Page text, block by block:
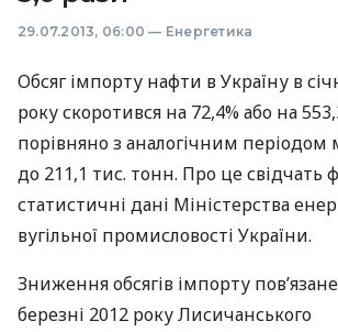
29.07.2013, 06:00 — Енергетика
Обсяг імпорту нафти в Україну в
року скоротився на 72,4% або на
порівняно з аналогічним періодом
до 211,1 тис. тонн. Про це свідчать
статистичні дані Міністерства
вугільної промисловості України.
Зниження обсягів імпорту
березні 2012 року Лисичанського